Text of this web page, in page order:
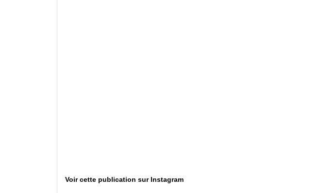
Voir cette publication sur Instagram